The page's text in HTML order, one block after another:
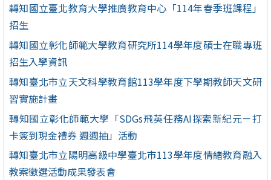
轉知國立臺北教育大學推廣教育中心「114年春季班課程」
招生
轉知國立彰化師範大學教育研究所114學年度碩士在職專班
招生入學資訊
轉知臺北市立天文科學教育館113學年度下學期教師天文研
習實施計畫
轉知國立彰化師範大學「SDGs飛英任務AI探索新紀元－打
卡簽到現金禮券 週週抽」活動
轉知臺北市立陽明高級中學臺北市113學年度情緒教育融入
教案徵選活動成果發表會